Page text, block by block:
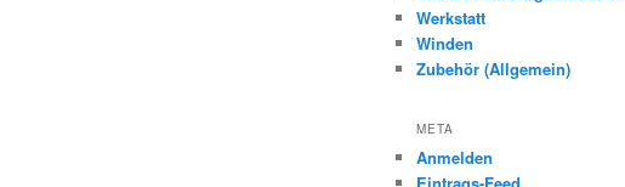
Werkstatt
Winden
Zubehör (Allgemein)
META
Anmelden